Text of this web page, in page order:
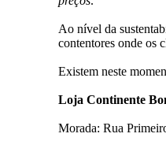
Ao nível da
contentores onde os
Existem neste
Loja Continente
Morada: Rua